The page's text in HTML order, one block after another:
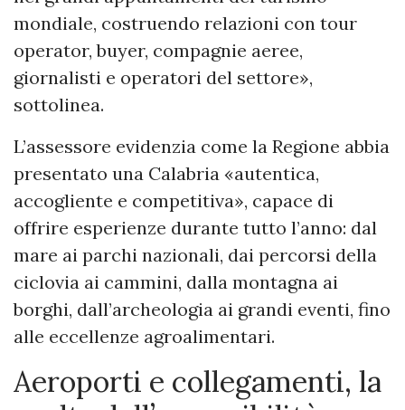
mondiale, costruendo relazioni con tour
operator, buyer, compagnie aeree,
giornalisti e operatori del settore»,
sottolinea.
L’assessore evidenzia come la Regione abbia
presentato una Calabria «autentica,
accogliente e competitiva», capace di
offrire esperienze durante tutto l’anno: dal
mare ai parchi nazionali, dai percorsi della
ciclovia ai cammini, dalla montagna ai
borghi, dall’archeologia ai grandi eventi, fino
alle eccellenze agroalimentari.
Aeroporti e collegamenti, la